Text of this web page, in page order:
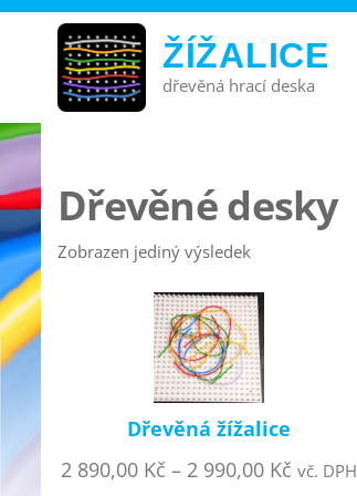
ŽÍŽALICE
dřevěná hrací deska
Dřevěné desky
Zobrazen jediný výsledek
Dřevěná žížalice
2 890,00 Kč – 2 990,00 Kč vč. DPH